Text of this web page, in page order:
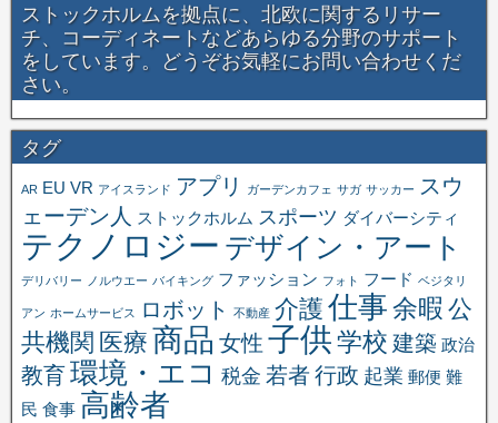
ストックホルムを拠点に、北欧に関するリサー
チ、コーディネートなどあらゆる分野のサポート
をしています。どうぞお気軽にお問い合わせくだ
さい。
タグ
AR EU VR アイスランド アプリ ガーデンカフェ サガ サッカー
スウ
ェーデン人
ストックホルム スポーツ ダイバーシティ
テクノロジー デザイン・アート
デリバリー ノルウエー バイキング ファッション フォト フード ベジタリ
アン ホームサービス ロボット 不動産 介護 仕事余暇 公
共機関 医療 商品 女性 子供学校 建築 政治
教育環境・エコ 税金 若者行政 起業 郵便 難
民 食事 高齢者